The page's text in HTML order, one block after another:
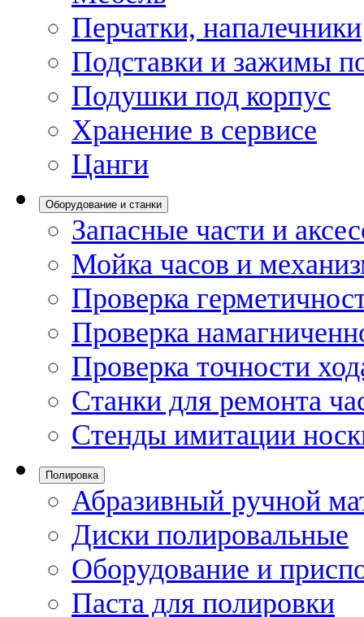
Перчатки, напалечники
Подставки и зажимы
Подушки под корпус
Хранение в сервисе
Цанги
Оборудование и станки
Запасные части и
Мойка часов и
Проверка
Проверка
Проверка точности
Станки для ремонта
Стенды имитации
Полировка
Абразивный ручной
Диски полировальные
Оборудование и
Паста для полировки